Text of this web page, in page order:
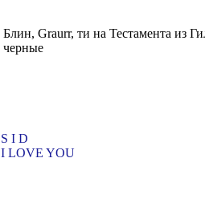
Блин, Graurr, ти на Тестамента из
черные
S I D
I LOVE YOU